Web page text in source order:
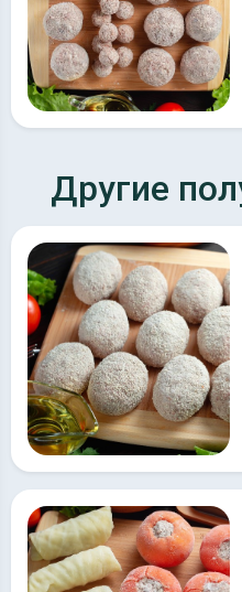
Другие